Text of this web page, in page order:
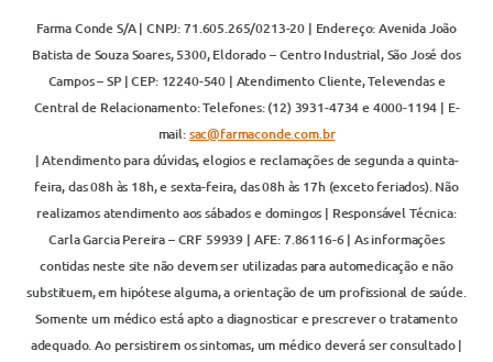
Farma Conde S/A | CNPJ: 71.605.265/0213-20 | Endereço: Avenida João
Batista de Souza Soares, 5300, Eldorado – Centro Industrial, São José dos
Campos – SP | CEP: 12240-540 | Atendimento Cliente, Televendas e
Central de Relacionamento: Telefones: (12) 3931-4734 e 4000-1194 | E-
mail:sac@farmaconde.com.br
| Atendimento para dúvidas, elogios e reclamações de segunda a quinta-
feira, das 08h às 18h, e sexta-feira, das 08h às 17h (exceto feriados). Não
realizamos atendimento aos sábados e domingos | Responsável Técnica:
Carla Garcia Pereira – CRF 59939 | AFE: 7.86116-6 | As informações
contidas neste site não devem ser utilizadas para automedicação e não
substituem, em hipótese alguma, a orientação de um profissional de saúde.
Somente um médico está apto a diagnosticar e prescrever o tratamento
adequado. Ao persistirem os sintomas, um médico deverá ser consultado |